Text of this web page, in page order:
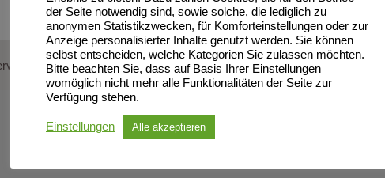
der Seite notwendig sind, sowie solche, die lediglich zu
anonymen Statistikzwecken, für Komforteinstellungen oder zur
Anzeige personalisierter Inhalte genutzt werden. Sie können
selbst entscheiden, welche Kategorien Sie zulassen möchten.
Bitte beachten Sie, dass auf Basis Ihrer Einstellungen
womöglich nicht mehr alle Funktionalitäten der Seite zur
Verfügung stehen.
Einstellungen Alle akzeptieren